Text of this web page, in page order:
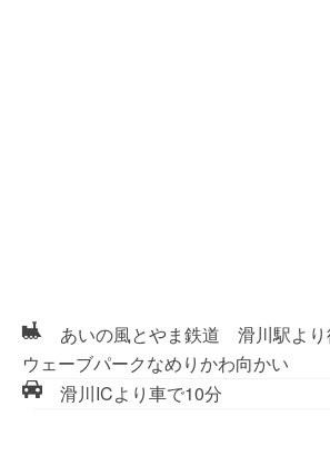
あいの風とやま鉄道 滑川駅よ
ウェーブパークなめりかわ向かい
滑川ICより車で10分